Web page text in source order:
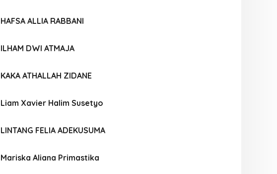
HAFSA ALLIA RABBANI
ILHAM DWI ATMAJA
KAKA ATHALLAH ZIDANE
Liam Xavier Halim Susetyo
LINTANG FELIA ADEKUSUMA
Mariska Aliana Primastika